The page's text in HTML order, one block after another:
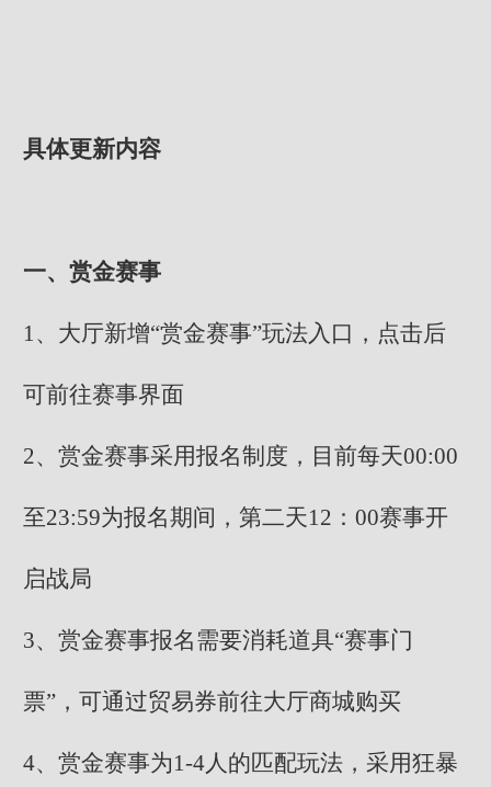
具体更新内容
一、赏金赛事
1、大厅新增“赏金赛事”玩法入口，点击后
可前往赛事界面
2、赏金赛事采用报名制度，目前每天00:00
至23:59为报名期间，第二天12：00赛事开
启战局
3、赏金赛事报名需要消耗道具“赛事门
票”，可通过贸易券前往大厅商城购买
4、赏金赛事为1-4人的匹配玩法，采用狂暴